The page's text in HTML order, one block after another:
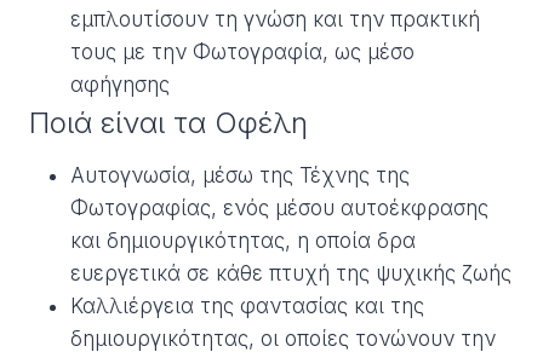
εμπλουτίσουν τη γνώση και την πρακτική
τους με την Φωτογραφία, ως μέσο
αφήγησης
Ποιά είναι τα Οφέλη
Αυτογνωσία, μέσω της Τέχνης της
Φωτογραφίας, ενός μέσου αυτοέκφρασης
και δημιουργικότητας, η οποία δρα
ευεργετικά σε κάθε πτυχή της ψυχικής ζωής
Καλλιέργεια της φαντασίας και της
δημιουργικότητας, οι οποίες τονώνουν την